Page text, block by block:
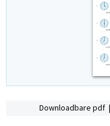
Downloadbare